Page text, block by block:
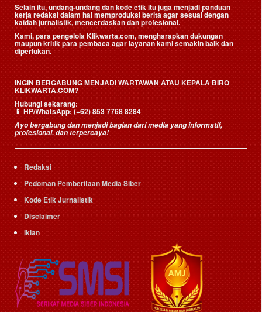
Selain itu, undang-undang dan kode etik itu juga menjadi panduan
kerja redaksi dalam hal memproduksi berita agar sesuai dengan
kaidah jurnalistik, mencerdaskan dan profesional.
Kami, para pengelola Klikwarta.com, mengharapkan dukungan
maupun kritik para pembaca agar layanan kami semakin baik dan
diperlukan.
INGIN BERGABUNG MENJADI WARTAWAN ATAU KEPALA BIRO
KLIKWARTA.COM?
Hubungi sekarang:
📱HP/WhatsApp:(+62) 853 7768 8284
Ayo bergabung dan menjadi bagian dari media yang informatif,
profesional, dan terpercaya!
Redaksi
Pedoman Pemberitaan Media Siber
Kode Etik Jurnalistik
Disclaimer
Iklan